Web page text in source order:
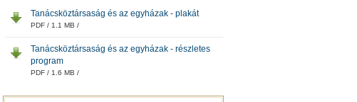
Tanácsköztársaság és az egyházak - plakát
PDF / 1.1 MB /
Tanácsköztársaság és az egyházak - részletes
program
PDF / 1.6 MB /